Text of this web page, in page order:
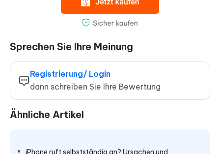
Sprechen Sie Ihre Meinung
Registrierung/ Login
dann schreiben Sie Ihre Bewertung
Ähnliche Artikel
iPhone ruft selbstständig an? Ursachen und